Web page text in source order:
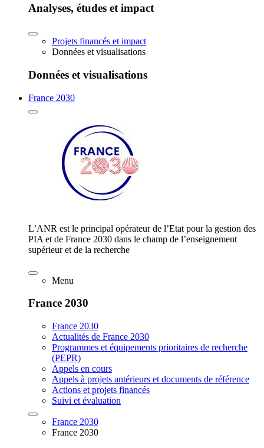
Analyses, études et impact
Projets financés et impact
Données et visualisations
Données et visualisations
France 2030
L’ANR est le principal opérateur de l’Etat pour la gestion des
PIA et de France 2030 dans le champ de l’enseignement
supérieur et de la recherche
Menu
France 2030
France 2030
Actualités de France 2030
Programmes et équipements prioritaires de recherche
(PEPR)
Appels en cours
Appels à projets antérieurs et documents de référence
Actions et projets financés
Suivi et évaluation
France 2030
France 2030